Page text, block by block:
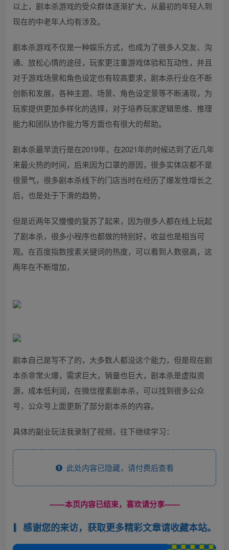
以上，剧本杀游戏的受众群体逐渐扩大，从最初的年轻人到
现在的中老年人均有涉及。
剧本杀游戏不仅是一种娱乐方式，也成为了很多人交友、沟
通、放松心情的途径，玩家更注重游戏体验和互动性，并且
对于游戏场景和角色设定也有较高要求，剧本杀行业在不断
创新和发展，各种主题、场景、角色设定景等不断涌现，为
玩家提供更加多样化的选择，对于培养玩家逻辑思维、推理
能力和团队协作能力等方面也有很大的帮助。
剧本杀最早流行是在2019年，在2021年的时候达到了近几年
来最火热的时间，后来因为口罩的原因，很多实体店都不是
很景气，很多剧本杀线下的门店当时在经历了爆发性增长之
后，也是处于下滑的趋势，
但是近两年又慢慢的复苏了起来，因为很多人都在线上玩起
了剧本杀，很多小程序也都做的特别好，收益也是相当可
观。在百度指数搜素关键词的热度，可以看到人数很高，这
两年在不断增加，
剧本自己是写不了的，大多数人都没这个能力，但是现在剧
本杀非常火爆，需求巨大，销量也巨大，剧本杀是虚拟资
源，成本低利润，在微信搜素剧本杀，可以找到很多公众
号，公众号上面更新了部分剧本杀的内容。
具体的副业玩法我录制了视频，往下继续学习：
此处内容已隐藏，请付费后查看
------本页内容已结束，喜欢请分享------
感谢您的来访，获取更多精彩文章请收藏本站。